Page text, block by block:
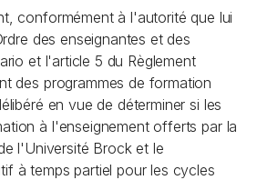
conformément à l'autorité que lui
des enseignantes et des
et l'article 5 du Règlement
des programmes de formation
en vue de déterminer si les
à l'enseignement offerts par la
l'Université Brock et le
à temps partiel pour les cycles